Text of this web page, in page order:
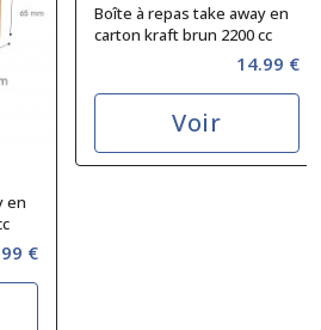
en
€
Boîte à repas take away en
carton kraft brun 2200 cc
14.99 €
Voir